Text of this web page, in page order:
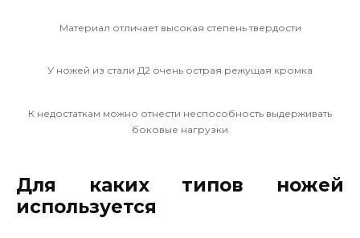
Материал отличает высокая степень твердости
У ножей из стали Д2 очень острая режущая кромка
К недостаткам можно отнести неспособность выдерживать
боковые нагрузки
Для каких типов ножей
используется